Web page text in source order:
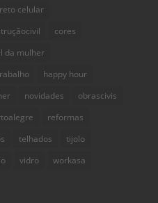
celular
cores
da mulher
happy hour
novidades
obrascivis
reformas
telhados
tijolo
vidro workasa